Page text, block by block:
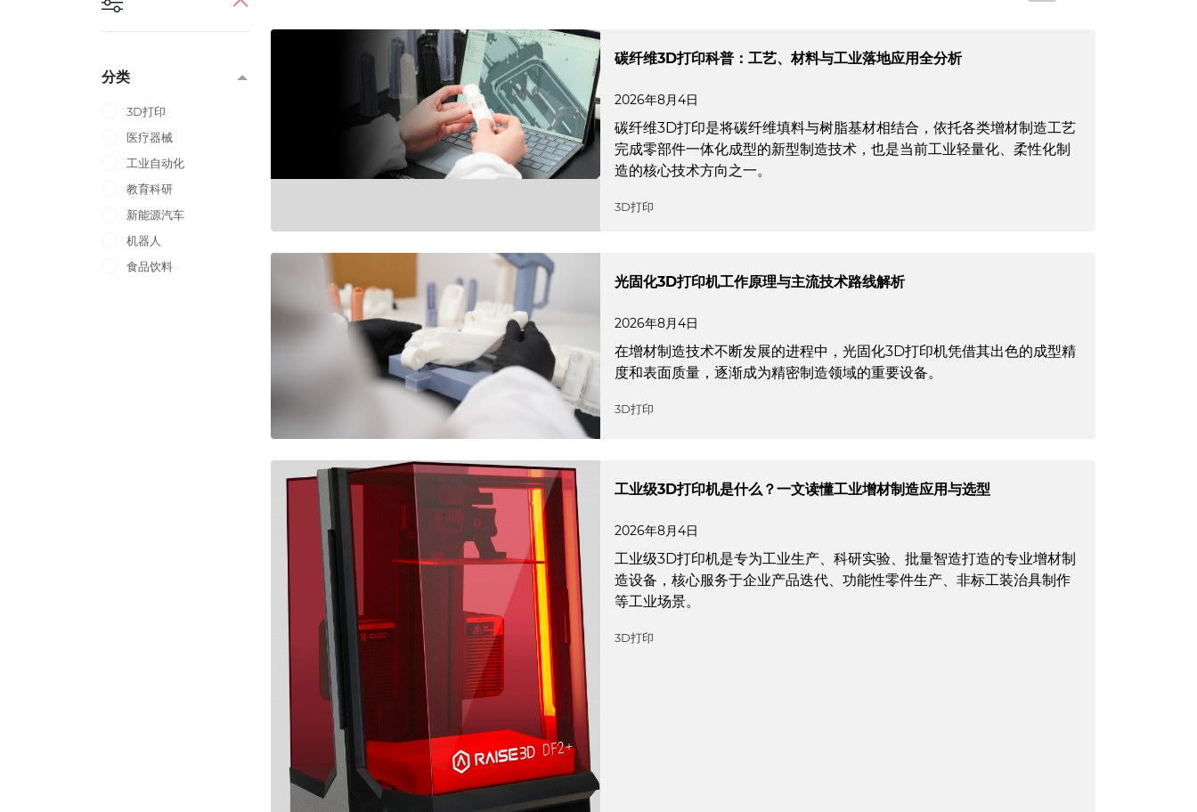
分类
3D打印
医疗器械
工业自动化
教育科研
新能源汽车
机器人
食品饮料
碳纤维3D打印科普：工艺、材料与工业落地应用全分析
2026年8月4日
碳纤维3D打印是将碳纤维填料与树脂基材相结合，依托各类增材制造工艺
完成零部件一体化成型的新型制造技术，也是当前工业轻量化、柔性化制
造的核心技术方向之一。
3D打印
光固化3D打印机工作原理与主流技术路线解析
2026年8月4日
在增材制造技术不断发展的进程中，光固化3D打印机凭借其出色的成型精
度和表面质量，逐渐成为精密制造领域的重要设备。
3D打印
工业级3D打印机是什么？一文读懂工业增材制造应用与选型
2026年8月4日
工业级3D打印机是专为工业生产、科研实验、批量智造打造的专业增材制
造设备，核心服务于企业产品迭代、功能性零件生产、非标工装治具制作
等工业场景。
3D打印